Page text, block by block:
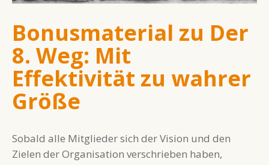
Bonusmaterial zu Der
8. Weg: Mit
Effektivität zu wahrer
Größe
Sobald alle Mitglieder sich der Vision und den
Zielen der Organisation verschrieben haben,